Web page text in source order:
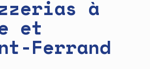
à
et
Ferrand